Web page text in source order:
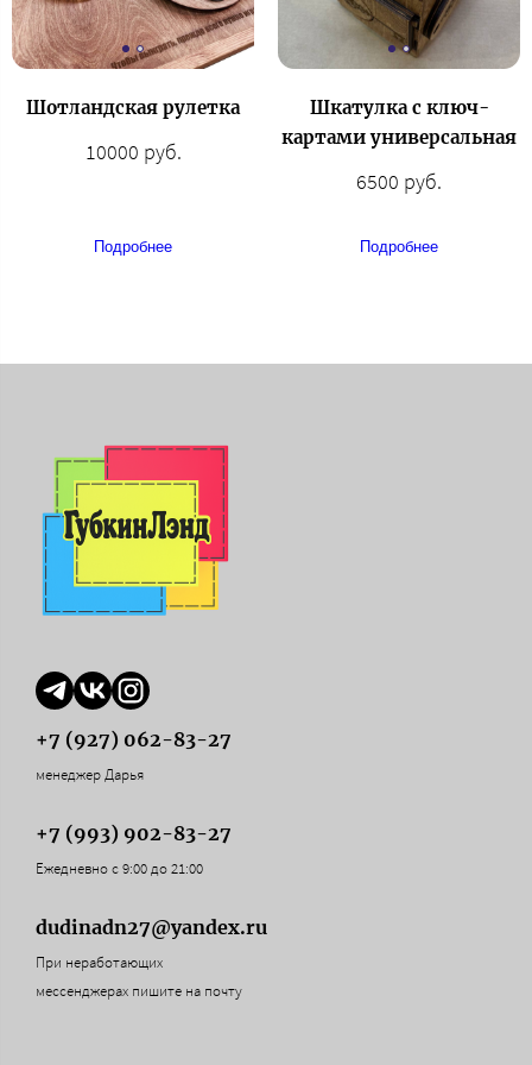
Шотландская рулетка
10000 руб.
Подробнее
Шкатулка с ключ-
картами универсальная
6500 руб.
Подробнее
+7 (927) 062-83-27
менеджер Дарья
+7 (993) 902-83-27
Ежедневно с 9:00 до 21:00
dudinadn27@yandex.ru
При неработающих
мессенджерах пишите на почту